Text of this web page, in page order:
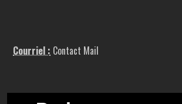
Courriel : Contact Mail